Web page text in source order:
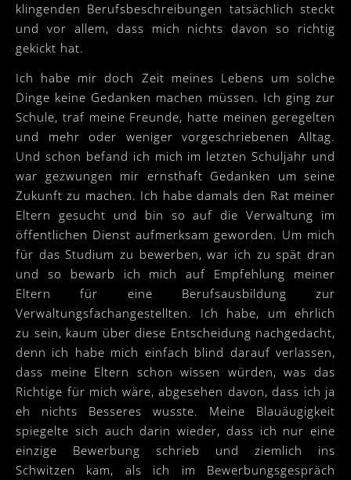
klingenden Berufsbeschreibungen tatsächlich steckt
und vor allem, dass mich nichts davon so richtig
gekickt hat.
Ich habe mir doch Zeit meines Lebens um solche
Dinge keine Gedanken machen müssen. Ich ging zur
Schule, traf meine Freunde, hatte meinen geregelten
und mehr oder weniger vorgeschriebenen Alltag.
Und schon befand ich mich im letzten Schuljahr und
war gezwungen mir ernsthaft Gedanken um seine
Zukunft zu machen. Ich habe damals den Rat meiner
Eltern gesucht und bin so auf die Verwaltung im
öffentlichen Dienst aufmerksam geworden. Um mich
für das Studium zu bewerben, war ich zu spät dran
und so bewarb ich mich auf Empfehlung meiner
Eltern für eine Berufsausbildung zur
Verwaltungsfachangestellten. Ich habe, um ehrlich
zu sein, kaum über diese Entscheidung nachgedacht,
denn ich habe mich einfach blind darauf verlassen,
dass meine Eltern schon wissen würden, was das
Richtige für mich wäre, abgesehen davon, dass ich ja
eh nichts Besseres wusste. Meine Blauäugigkeit
spiegelte sich auch darin wieder, dass ich nur eine
einzige Bewerbung schrieb und ziemlich ins
Schwitzen kam, als ich im Bewerbungsgespräch